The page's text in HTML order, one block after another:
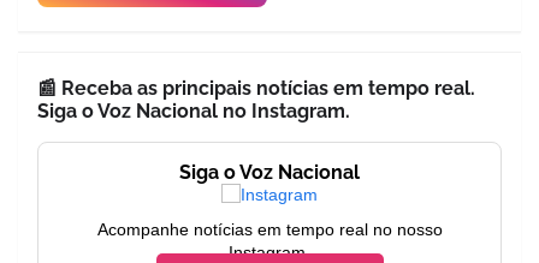
📰 Receba as principais notícias em tempo real.
Siga o Voz Nacional no Instagram.
Siga o Voz Nacional
Acompanhe notícias em tempo real no nosso
Instagram.